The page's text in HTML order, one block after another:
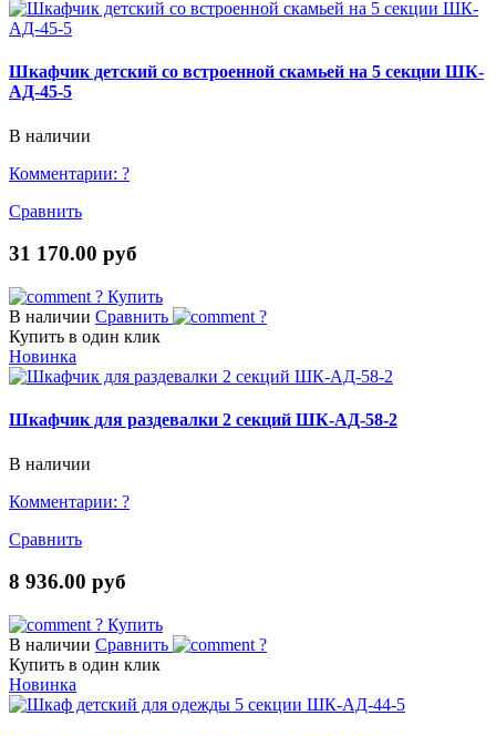
Шкафчик детский со встроенной скамьей на 5 секции ШК-
АД-45-5
В наличии
Комментарии: ?
Сравнить
31 170.00 руб
? Купить
В наличии Сравнить
?
Купить в один клик
Новинка
Шкафчик для раздевалки 2 секций ШК-АД-58-2
В наличии
Комментарии: ?
Сравнить
8 936.00 руб
? Купить
В наличии Сравнить
?
Купить в один клик
Новинка